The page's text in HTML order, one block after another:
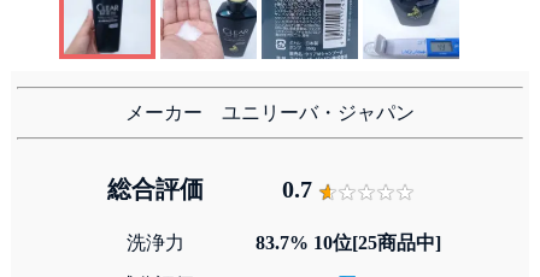
メーカー ユニリーバ・ジャパン
総合評価
洗浄力
0.7
83.7% 10位[25商品中]